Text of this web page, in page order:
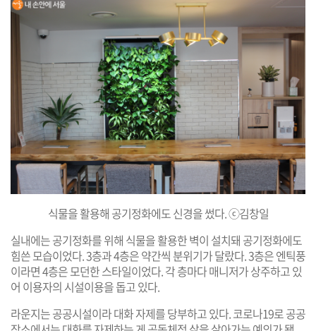
식물을 활용해 공기정화에도 신경을 썼다. ⓒ김창일
실내에는 공기정화를 위해 식물을 활용한 벽이 설치돼 공기정화에도
힘쓴 모습이었다. 3층과 4층은 약간씩 분위기가 달랐다. 3층은 엔틱풍
이라면 4층은 모던한 스타일이었다. 각 층마다 매니저가 상주하고 있
어 이용자의 시설이용을 돕고 있다.
라운지는 공공시설이라 대화 자제를 당부하고 있다. 코로나19로 공공